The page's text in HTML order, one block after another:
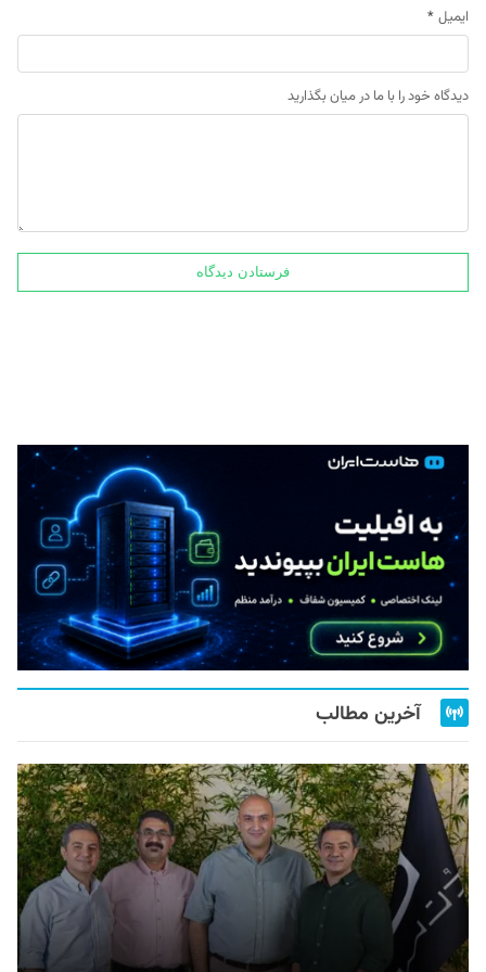
ایمیل *
دیدگاه خود را با ما در میان بگذارید
آخرین مطالب